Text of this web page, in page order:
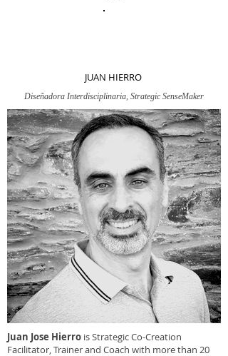
JUAN HIERRO
Diseñadora Interdisciplinaria, Strategic SenseMaker
Juan Jose Hierro is Strategic Co-Creation
Facilitator, Trainer and Coach with more than 20